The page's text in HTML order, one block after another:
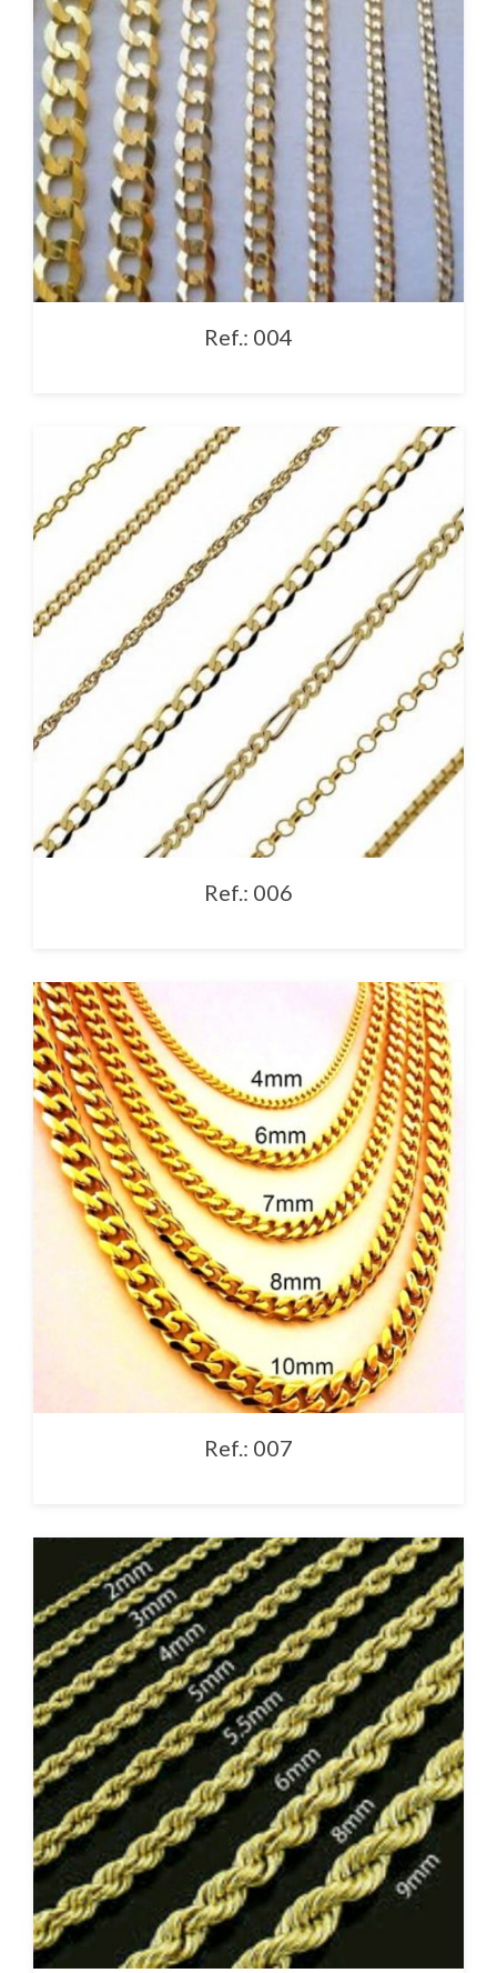
Ref.: 004
Ref.: 006
Ref.: 007